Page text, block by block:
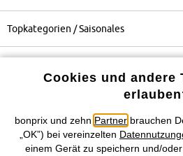
Topkategorien / Saisonales
Mehr von
Preisangaben inkl. gesetzl.
Cookies und andere
bonprix und zehn Partner brauchen
„OK”) bei vereinzelten
einem Gerät zu speichern und/